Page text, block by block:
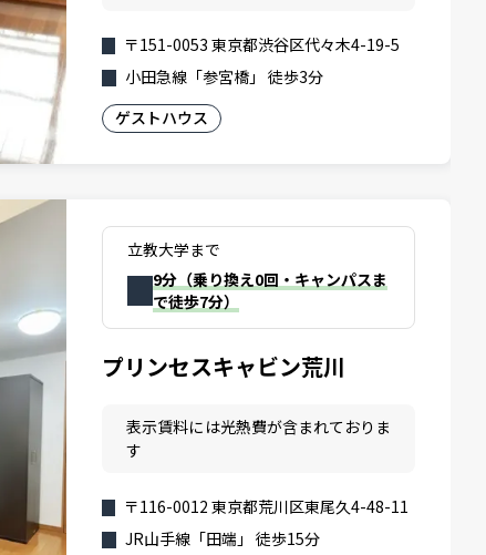
〒151-0053 東京都渋谷区代々木4-19-5
小田急線「参宮橋」 徒歩3分
ゲストハウス
立教大学まで
9分（乗り換え0回・キャンパスま
で徒歩7分）
プリンセスキャビン荒川
表示賃料には光熱費が含まれておりま
す
〒116-0012 東京都荒川区東尾久4-48-11
JR山手線「田端」 徒歩15分